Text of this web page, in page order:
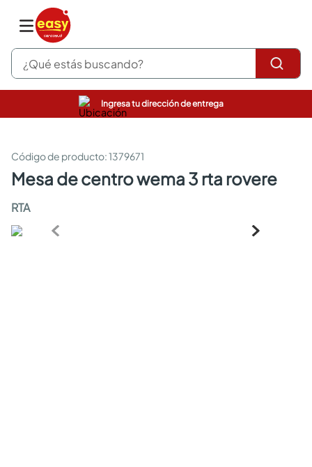
¿Qué estás buscando?
Ingresa tu dirección de entrega
:1379671
mesa de centro wema 3 rta rovere
RTA
pinturas
sanitarios
comedor
pisos
armarios closet